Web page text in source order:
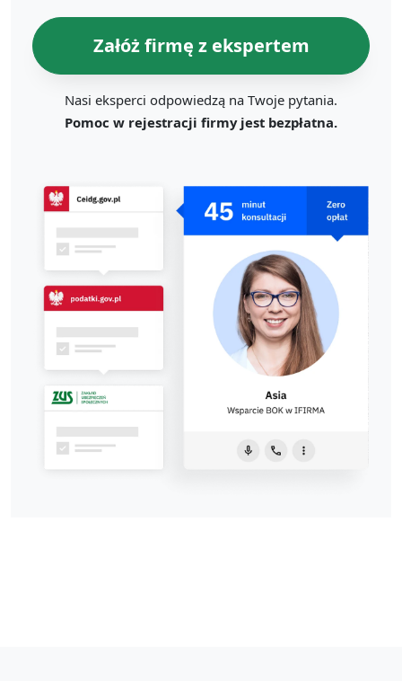
Załóż firmę z ekspertem
Nasi eksperci odpowiedzą na Twoje pytania.
Pomoc w rejestracji firmy jest bezpłatna.